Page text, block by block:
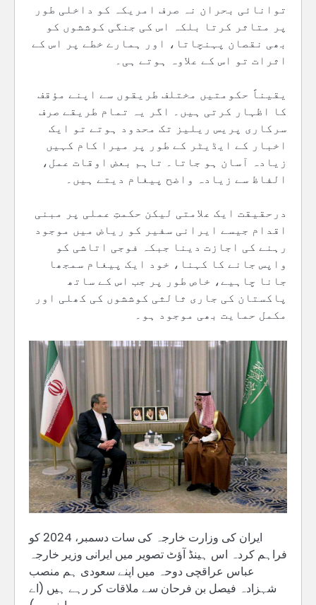
توانائی بحران نہ صرف امریکہ کو داخلی طور
پر متاثر کرتا بلکہ اس کی جنگی کوششوں کو
بھی نقصان پہنچاتا، اور ہمارے خطے پر اس کے
اثرات تو اس کے علاوہ ہوتے ہی۔
یقیناً حکومتیں مختلف طریقوں سے اپنے مؤقف
کا اظہار کرتی ہیں۔ اگر یہ تمام طریقے صرف
سرکاری پریس ریلیز تک محدود ہوتے تو ایک
اخبار کے ایڈیٹر کے طور پر میرا کام کہیں
زیادہ آسان ہو جاتا۔ تاہم بعض اوقات عمل،
الفاظ سے زیادہ واضح پیغام دیتے ہیں۔
درحقیقت ایک علامتی لیکن حکمتِ عملی پر مبنی
اقدام جیسے ایرانی سفیر کو ریاض میں موجود
رہنے کی اجازت دینا جبکہ فوجی اتاشی کو
واپس جانے کا کہنا، خود ایک پیغام سمجھا
جانا چاہیے، خاص طور پر جب اس کے ساتھ
پاکستان کی جاری ثالثی کوششوں کی کھلی اور
مکمل حمایت بھی موجود ہو۔
ایران کی وزارت خارجہ کی سات دسمبر، 2024 کو
فراہم کردہ اس ہینڈ آؤٹ تصویر میں ایرانی وزیر خارجہ
عباس عراقچی دوحہ میں اپنے سعودی ہم منصب
شہزادہ فیصل بن فرحان سے ملاقات کر رہے ہیں (اے